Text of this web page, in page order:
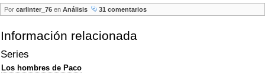
Por carlinter_76 en Análisis 31 comentarios
Información relacionada
Series
Los hombres de Paco